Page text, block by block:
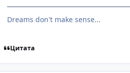
Dreams don't make sense...
Цитата